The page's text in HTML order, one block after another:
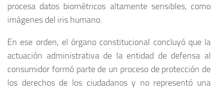
procesa datos biométricos altamente sensibles, como
imágenes del iris humano.
En ese orden, el órgano constitucional concluyó que la
actuación administrativa de la entidad de defensa al
consumidor formó parte de un proceso de protección de
los derechos de los ciudadanos y no representó una